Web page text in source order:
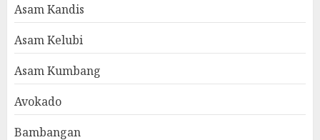
Asam Kandis
Asam Kelubi
Asam Kumbang
Avokado
Bambangan